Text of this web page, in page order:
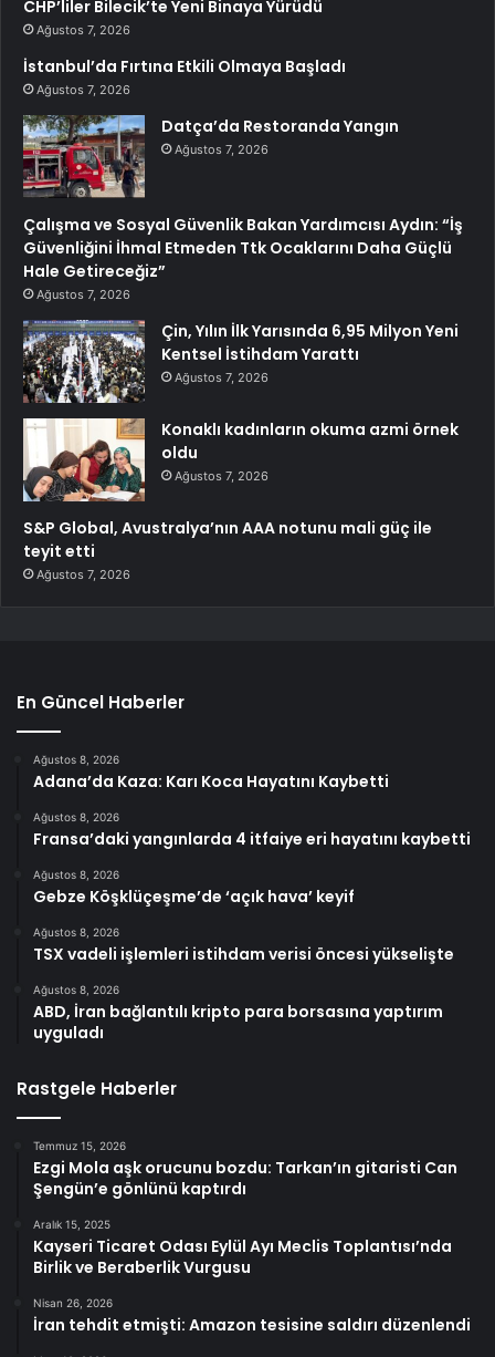
CHP’liler Bilecik’te Yeni Binaya Yürüdü
Ağustos 7, 2026
İstanbul’da Fırtına Etkili Olmaya Başladı
Ağustos 7, 2026
Datça’da Restoranda Yangın
Ağustos 7, 2026
Çalışma ve Sosyal Güvenlik Bakan Yardımcısı Aydın: “İş
Güvenliğini İhmal Etmeden Ttk Ocaklarını Daha Güçlü
Hale Getireceğiz”
Ağustos 7, 2026
Çin, Yılın İlk Yarısında 6,95 Milyon Yeni
Kentsel İstihdam Yarattı
Ağustos 7, 2026
Konaklı kadınların okuma azmi örnek
oldu
Ağustos 7, 2026
S&P Global, Avustralya’nın AAA notunu mali güç ile
teyit etti
Ağustos 7, 2026
En Güncel Haberler
Ağustos 8, 2026
Adana’da Kaza: Karı Koca Hayatını Kaybetti
Ağustos 8, 2026
Fransa’daki yangınlarda 4 itfaiye eri hayatını kaybetti
Ağustos 8, 2026
Gebze Köşklüçeşme’de ‘açık hava’ keyif
Ağustos 8, 2026
TSX vadeli işlemleri istihdam verisi öncesi yükselişte
Ağustos 8, 2026
ABD, İran bağlantılı kripto para borsasına yaptırım
uyguladı
Rastgele Haberler
Temmuz 15, 2026
Ezgi Mola aşk orucunu bozdu: Tarkan’ın gitaristi Can
Şengün’e gönlünü kaptırdı
Aralık 15, 2025
Kayseri Ticaret Odası Eylül Ayı Meclis Toplantısı’nda
Birlik ve Beraberlik Vurgusu
Nisan 26, 2026
İran tehdit etmişti: Amazon tesisine saldırı düzenlendi